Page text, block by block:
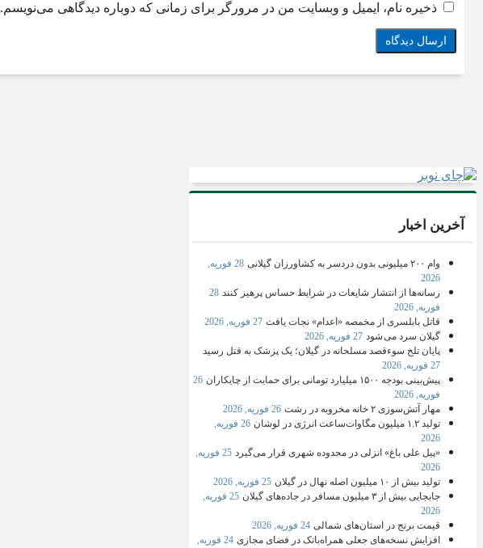
ذخیره نام، ایمیل و وبسایت من در مرورگر برای زمانی که دوباره دیدگاهی می‌نویسم.
آخرین اخبار
وام ۲۰۰ میلیونی بدون دردسر به کشاورزان گیلانی
28 فوریه,
2026
رسانه‌ها از انتشار شایعات در شرایط حساس پرهیز کنند 28
فوریه, 2026
قاتل بابلسری از مخمصه «اعدام» نجات یافت 27 فوریه, 2026
گیلان سرد می شود 27 فوریه, 2026
پایان تلخ سوءقصد مسلحانه در گیلان؛ یک پزشک به قتل رسید
27 فوریه, 2026
پیش‌بینی بودجه ۱۵۰۰ میلیارد تومانی برای حمایت از چایکاران
26
فوریه, 2026
مهار آتش‌سوزی ۲ خانه مخروبه در رشت
26 فوریه, 2026
تولید ۱.۲ میلیون مگاوات‌ساعت انرژی در لوشان
26 فوریه,
2026
«پیل علی باغ» انزلی در محدوده شهری قرار می‌گیرد
25 فوریه,
2026
تولید بیش از ۱۰ میلیون اصله نهال در گیلان
25 فوریه, 2026
جابجایی بیش از ۳ میلیون مسافر در جاده‌های گیلان
25 فوریه,
2026
قیمت برنج در استان‌های شمالی 24 فوریه, 2026
افزایش نسخه‌های جعلی همراه‌بانک در فضای مجازی
24 فوریه,